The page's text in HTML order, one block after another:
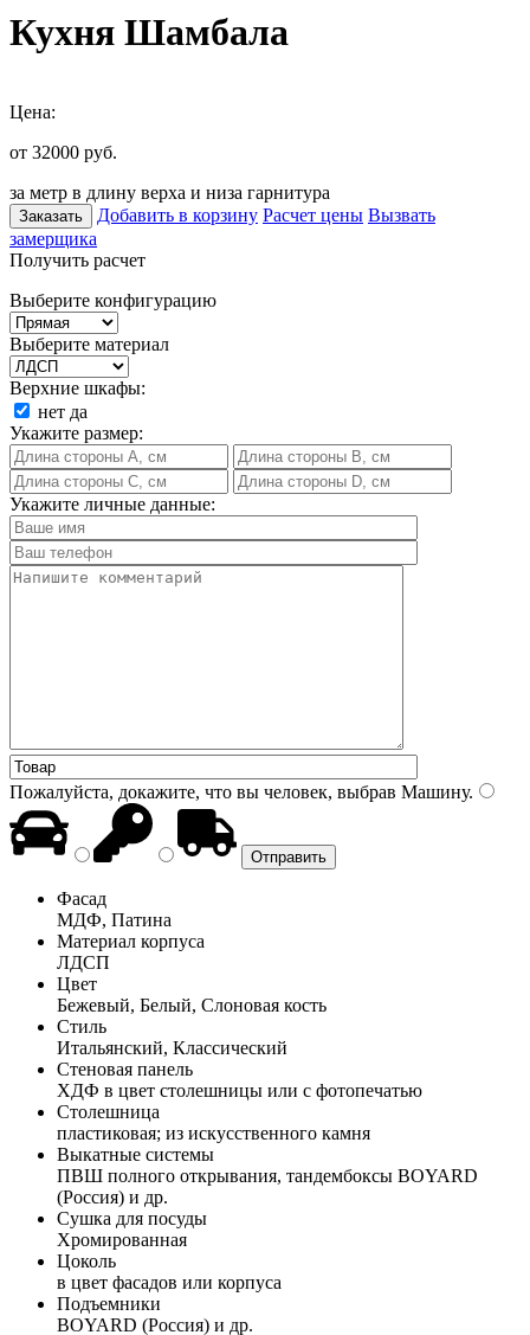
Кухня Шамбала
Цена:
от 32000 руб.
за метр в длину верха и низа гарнитура
Заказать Добавить в корзину Расчет цены Вызвать
замерщика
Получить расчет
Выберите конфигурацию
Выберите материал
Верхние шкафы:
нет да
Укажите размер:
Укажите личные данные:
Пожалуйста, докажите, что вы человек, выбрав Машину.
Фасад
МДФ, Патина
Материал корпуса
ЛДСП
Цвет
Бежевый, Белый, Слоновая кость
Стиль
Итальянский, Классический
Стеновая панель
ХДФ в цвет столешницы или с фотопечатью
Столешница
пластиковая; из искусственного камня
Выкатные системы
ПВШ полного открывания, тандембоксы BOYARD
(Россия) и др.
Сушка для посуды
Хромированная
Цоколь
в цвет фасадов или корпуса
Подъемники
BOYARD (Россия) и др.